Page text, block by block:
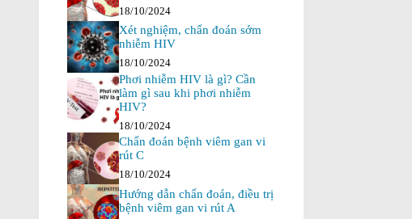
18/10/2024
Xét nghiệm, chẩn đoán sớm
nhiễm HIV
18/10/2024
Phơi nhiễm HIV là gì? Cần
làm gì sau khi phơi nhiễm
HIV?
18/10/2024
Chẩn đoán bệnh viêm gan vi
rút C
18/10/2024
Hướng dẫn chẩn đoán, điều trị
bệnh viêm gan vi rút A